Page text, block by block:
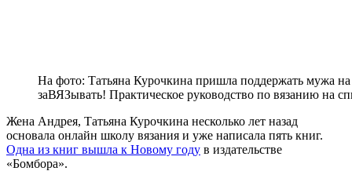
На фото: Татьяна Курочкина пришла поддержать мужа
заВЯЗывать! Практическое руководство по вязанию на
Жена Андрея, Татьяна Курочкина несколько лет назад
основала онлайн школу вязания и уже написала пять книг.
Одна из книг вышла к Новому году в издательстве
«Бомбора».